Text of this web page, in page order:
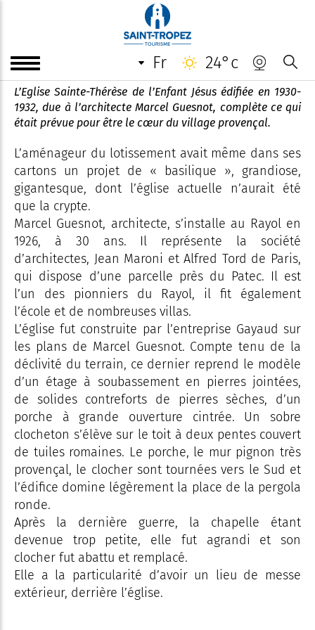
fr 24°c
Eglise Sainte-Thérèse de l'Enfant
Jésus au Rayol
L’Eglise Sainte-Thérèse de l’Enfant Jésus édifiée en 1930-
1932, due à l’architecte Marcel Guesnot, complète ce qui
était prévue pour être le cœur du village provençal.
L’aménageur du lotissement avait même dans ses
cartons un projet de « basilique », grandiose,
gigantesque, dont l’église actuelle n’aurait été
que la crypte.
Marcel Guesnot, architecte, s’installe au Rayol en
1926, à 30 ans. Il représente la société
d’architectes, Jean Maroni et Alfred Tord de Paris,
qui dispose d’une parcelle près du Patec. Il est
l’un des pionniers du Rayol, il fit également
l’école et de nombreuses villas.
L’église fut construite par l’entreprise Gayaud sur
les plans de Marcel Guesnot. Compte tenu de la
déclivité du terrain, ce dernier reprend le modèle
d’un étage à soubassement en pierres jointées,
de solides contreforts de pierres sèches, d’un
porche à grande ouverture cintrée. Un sobre
clocheton s’élève sur le toit à deux pentes couvert
de tuiles romaines. Le porche, le mur pignon très
provençal, le clocher sont tournées vers le Sud et
l’édifice domine légèrement la place de la pergola
ronde.
Après la dernière guerre, la chapelle étant
devenue trop petite, elle fut agrandi et son
clocher fut abattu et remplacé.
Elle a la particularité d’avoir un lieu de messe
extérieur, derrière l’église.